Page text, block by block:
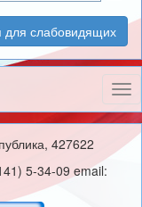
для слабовидящих
427622
5-34-09 email: